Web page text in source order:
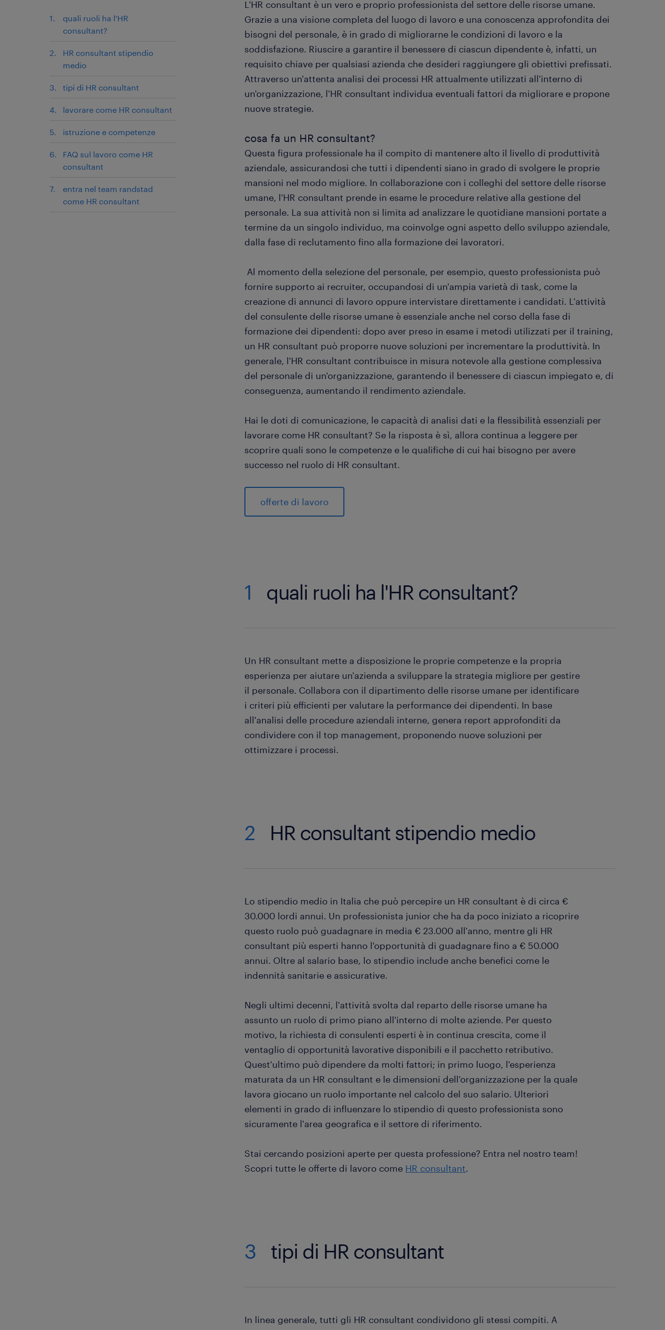
quali ruoli ha l'HR
consultant?
HR consultant stipendio
medio
tipi di HR consultant
lavorare come HR consultant
istruzione e competenze
FAQ sul lavoro come HR
consultant
entra nel team randstad
come HR consultant
L'HR consultant è un vero e proprio professionista del settore delle risorse umane.
Grazie a una visione completa del luogo di lavoro e una conoscenza approfondita dei
bisogni del personale, è in grado di migliorarne le condizioni di lavoro e la
soddisfazione. Riuscire a garantire il benessere di ciascun dipendente è, infatti, un
requisito chiave per qualsiasi azienda che desideri raggiungere gli obiettivi prefissati.
Attraverso un'attenta analisi dei processi HR attualmente utilizzati all'interno di
un'organizzazione, l'HR consultant individua eventuali fattori da migliorare e propone
nuove strategie.
cosa fa un HR consultant?
Questa figura professionale ha il compito di mantenere alto il livello di produttività
aziendale, assicurandosi che tutti i dipendenti siano in grado di svolgere le proprie
mansioni nel modo migliore. In collaborazione con i colleghi del settore delle risorse
umane, l'HR consultant prende in esame le procedure relative alla gestione del
personale. La sua attività non si limita ad analizzare le quotidiane mansioni portate a
termine da un singolo individuo, ma coinvolge ogni aspetto dello sviluppo aziendale,
dalla fase di reclutamento fino alla formazione dei lavoratori.
Al momento della selezione del personale, per esempio, questo professionista può
fornire supporto ai recruiter, occupandosi di un'ampia varietà di task, come la
creazione di annunci di lavoro oppure intervistare direttamente i candidati. L'attività
del consulente delle risorse umane è essenziale anche nel corso della fase di
formazione dei dipendenti: dopo aver preso in esame i metodi utilizzati per il training,
un HR consultant può proporre nuove soluzioni per incrementare la produttività. In
generale, l'HR consultant contribuisce in misura notevole alla gestione complessiva
del personale di un'organizzazione, garantendo il benessere di ciascun impiegato e, di
conseguenza, aumentando il rendimento aziendale.
Hai le doti di comunicazione, le capacità di analisi dati e la flessibilità essenziali per
lavorare come HR consultant? Se la risposta è sì, allora continua a leggere per
scoprire quali sono le competenze e le qualifiche di cui hai bisogno per avere
successo nel ruolo di HR consultant.
offerte di lavoro
1 quali ruoli ha l'HR consultant?
Un HR consultant mette a disposizione le proprie competenze e la propria
esperienza per aiutare un'azienda a sviluppare la strategia migliore per gestire
il personale. Collabora con il dipartimento delle risorse umane per identificare
i criteri più efficienti per valutare la performance dei dipendenti. In base
all'analisi delle procedure aziendali interne, genera report approfonditi da
condividere con il top management, proponendo nuove soluzioni per
ottimizzare i processi.
2 HR consultant stipendio medio
Lo stipendio medio in Italia che può percepire un HR consultant è di circa €
30.000 lordi annui. Un professionista junior che ha da poco iniziato a ricoprire
questo ruolo può guadagnare in media € 23.000 all'anno, mentre gli HR
consultant più esperti hanno l'opportunità di guadagnare fino a € 50.000
annui. Oltre al salario base, lo stipendio include anche benefici come le
indennità sanitarie e assicurative.
Negli ultimi decenni, l'attività svolta dal reparto delle risorse umane ha
assunto un ruolo di primo piano all'interno di molte aziende. Per questo
motivo, la richiesta di consulenti esperti è in continua crescita, come il
ventaglio di opportunità lavorative disponibili e il pacchetto retributivo.
Quest'ultimo può dipendere da molti fattori; in primo luogo, l'esperienza
maturata da un HR consultant e le dimensioni dell'organizzazione per la quale
lavora giocano un ruolo importante nel calcolo del suo salario. Ulteriori
elementi in grado di influenzare lo stipendio di questo professionista sono
sicuramente l'area geografica e il settore di riferimento.
Stai cercando posizioni aperte per questa professione? Entra nel nostro team!
Scopri tutte le offerte di lavoro come HR consultant.
3 tipi di HR consultant
In linea generale, tutti gli HR consultant condividono gli stessi compiti. A